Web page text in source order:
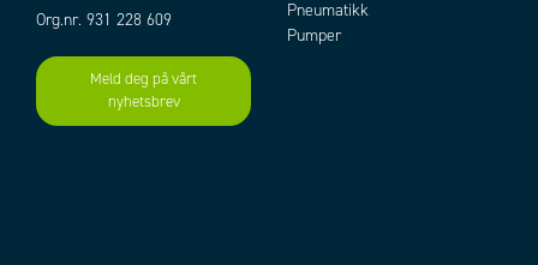
Startstrøm 6,1 A
Størrelse sikring
Temperaturområde
Uhindret luftgjennomstrømning
Add to existing cart row
Org.nr. 931 228 609
Meld deg på vårt
nyhetsbrev
Pneumatikk
Pumper